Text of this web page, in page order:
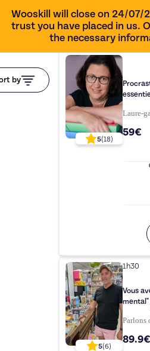
Wooskill will close on 24/07/
trust you have placed in us.
the necessary
by
5(18)
Laure-
59€
5(6)
1h30
Vous
mental"
passer
Parlons
89.9€